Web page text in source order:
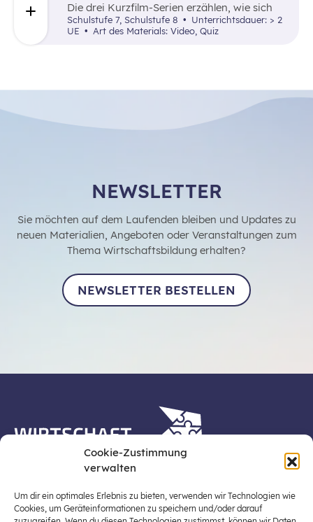
Cookie-Zustimmung
verwalten
Um dir ein optimales Erlebnis zu bieten, verwenden wir Technologien wie
Cookies, um Geräteinformationen zu speichern und/oder darauf
Die drei Kurzfilm-Serien erzählen, wie sich
das Leben von drei Farmern ausIndonesien
Peru und Kenia in Zeiten globaler
Schulstufe 7, Schulstufe 8
UE
Art des Materials: Video, Quiz
NEWSLETTER
Sie möchten auf dem Laufenden bleiben und Updates zu
neuen Materialien, Angeboten oder Veranstaltungen zum
Thema Wirtschaftsbildung erhalten?
NEWSLETTER BESTELLEN
Stiftung für Wirtschaftsbildung, Österreichs zentraler
Plattform für die Stärkung und Verbreiterung einer